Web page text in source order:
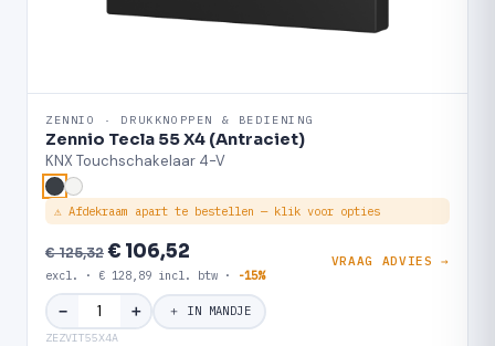
ZENNIO · DRUKKNOPPEN & BEDIENING
Zennio Tecla 55 X4 (Antraciet)
KNX Touchschakelaar 4-V
⚠ Afdekraam apart te bestellen — klik voor opties
€ 125,32€ 106,52
excl. · € 128,89 incl. btw · -15%
VRAAG ADVIES →
− ＋ ＋ IN MANDJE
ZEZVIT55X4A